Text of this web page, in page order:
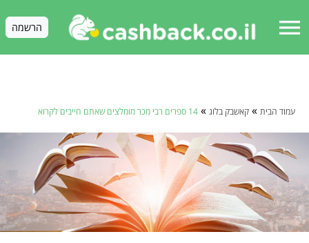
menu הרשמה
עמוד הבית » קאשבק בלוג » 14 ספרים רבי מכר מומלצים שאתם חייבים לקרוא